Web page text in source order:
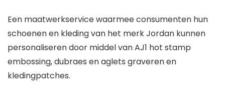
Een maatwerkservice waarmee consumenten hun
schoenen en kleding van het merk Jordan kunnen
personaliseren door middel van AJ1 hot stamp
embossing, dubraes en aglets graveren en
kledingpatches.